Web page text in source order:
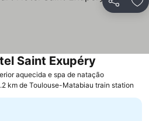
Partilhar
aquecida e spa de natação
Saint Exupéry
km de Toulouse-Matabiau train station